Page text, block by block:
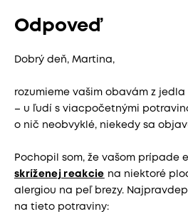
Odpoveď
Dobrý deň, Martina,
rozumieme vašim obavám z
– u ľudí s viacpočetnými
o nič neobvyklé, niekedy sa
Pochopil som, že vašom prípade
skríženej reakcie na niektoré
alergiou na peľ brezy.
na tieto potraviny: